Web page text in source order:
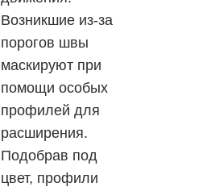
Возникшие из-за
порогов швы
маскируют при
помощи особых
профилей для
расширения.
Подобрав под
цвет, профили